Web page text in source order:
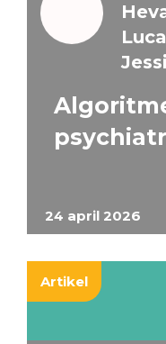
24 april 2026
Artikel